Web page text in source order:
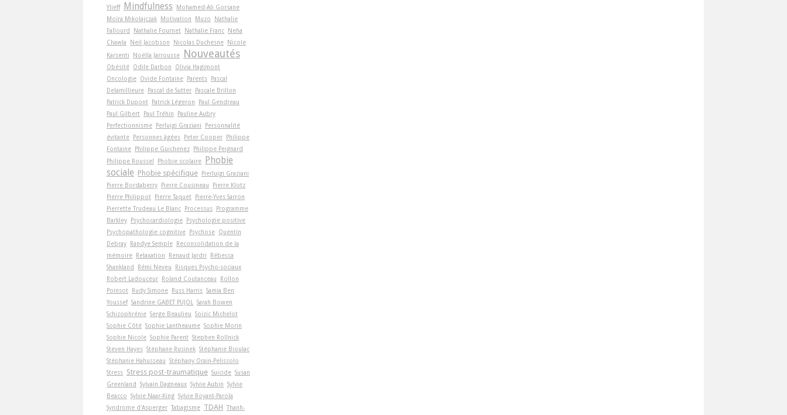
Ylieff
Mindfulness
Mohamed-Ali Gorsane
Moïra Mikolajczak Motivation Muzo
Nathalie
Fallourd
Nathalie Fournet Nathalie Franc Neha
Chawla
Neil Jacobson Nicolas Duchesne Nicole
Karsenti
Noëlla Jarrousse Nouveautés
Obésité Odile Darbon
Olivia Hagimont
Oncologie Ovide Fontaine Parents Pascal
Delamillieure Pascal de Sutter Pascale Brillon
Patrick Dupont Patrick Légeron
Paul Gendreau
Paul Gilbert Paul Tréhin
Pauline Aubry
Perfectionnisme Perluigi Graziani
Personnalité
évitante Personnes âgées Peter Cooper Philippe
Fontaine Philippe Guichenez Philippe Peignard
Philippe Roussel
Phobie scolaire
Phobie
sociale Phobie spécifique Pierluigi Graziani
Pierre Bordaberry Pierre Cousineau
Pierre Klotz
Pierre Philippot Pierre Taquet Pierre-Yves Sarron
Pierrette Trudeau Le Blanc Processus Programme
Barkley Psychocardiologie Psychologie positive
Psychopathologie cognitive Psychose Quentin
Debray Randye Semple Reconsolidation de la
mémoire Relaxation Renaud Jardri
Rébecca
Shankland
Rémi Neveu
Risques Psycho-sociaux
Robert Ladouceur Roland Coutanceau
Rollon
Poinsot Rudy Simone Russ Harris Samia Ben
Youssef Sandrine GABET PUJOL
Sarah Bowen
Schizophrénie Serge Beaulieu Soizic Michelot
Sophie Côté Sophie Lantheaume Sophie Morin
Sophie Nicole Sophie Parent Stephen Rollnick
Steven Hayes Stéphane Rusinek Stéphanie Bioulac
Stéphanie Hahusseau Stéphany Orain-Pelissolo
Stress Stress post-traumatique Suicide Susan
Greenland Sylvain Dagneaux Sylvie Aubin Sylvie
Beacco Sylvie Naar-King Sylvie Royant-Parola
Syndrome d'Asperger Tabagisme TDAH Thanh-